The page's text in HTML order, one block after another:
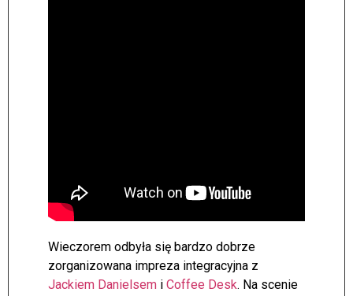
Wieczorem odbyła się bardzo dobrze
zorganizowana impreza integracyjna z
Jackiem Danielsem i Coffee Desk. Na scenie